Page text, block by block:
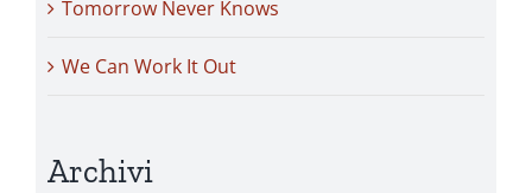
Tomorrow Never Knows
We Can Work It Out
Archivi